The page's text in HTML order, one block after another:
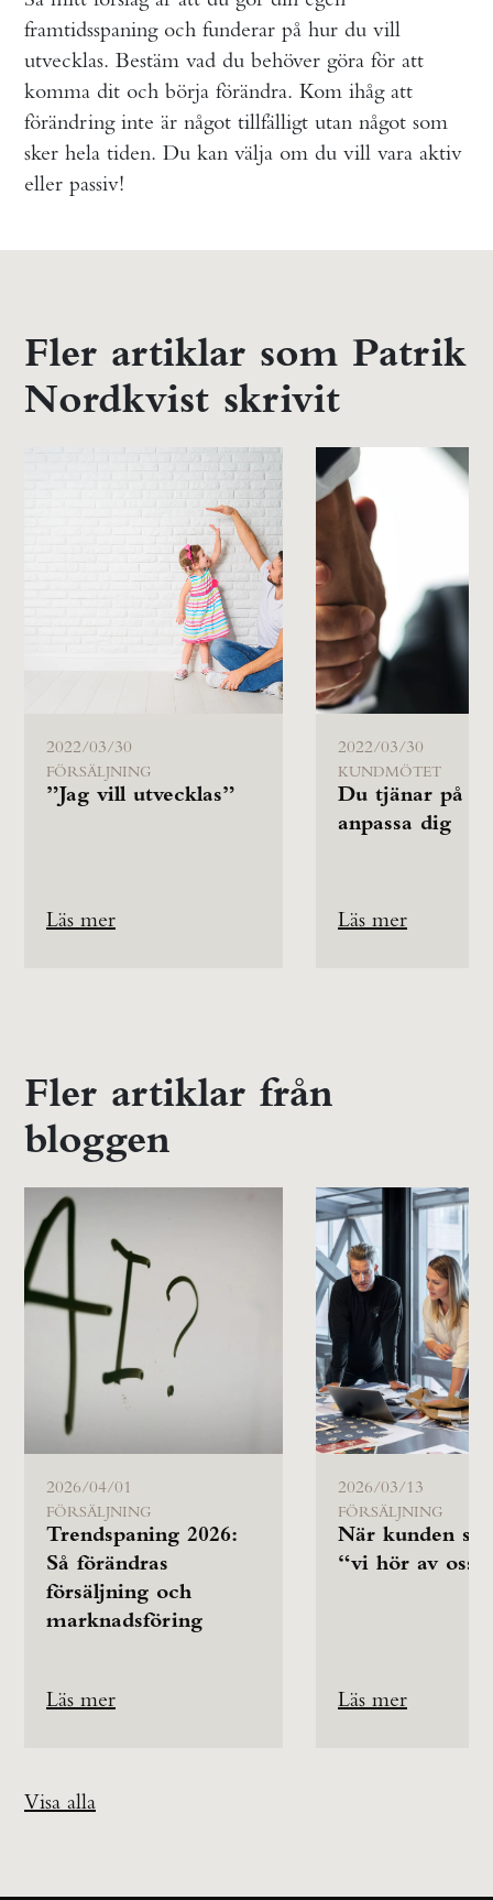
framtidsspaning och funderar på hur du vill
utvecklas. Bestäm vad du behöver göra för att
komma dit och börja förändra. Kom ihåg att
förändring inte är något tillfälligt utan något som
sker hela tiden. Du kan välja om du vill vara aktiv
eller passiv!
Fler artiklar som Patrik
Nordkvist skrivit
2022/03/30
FÖRSÄLJNING
”Jag vill utvecklas”
Läs mer
2022/03/30
KUNDMÖTET
Du tjänar på
anpassa dig
Läs mer
Fler artiklar från
bloggen
Visa alla
2026/04/01
FÖRSÄLJNING
Trendspaning 2026:
Så förändras
försäljning och
marknadsföring
Läs mer
2026/03/13
FÖRSÄLJNING
När kunden
“vi hör av oss”
Läs mer